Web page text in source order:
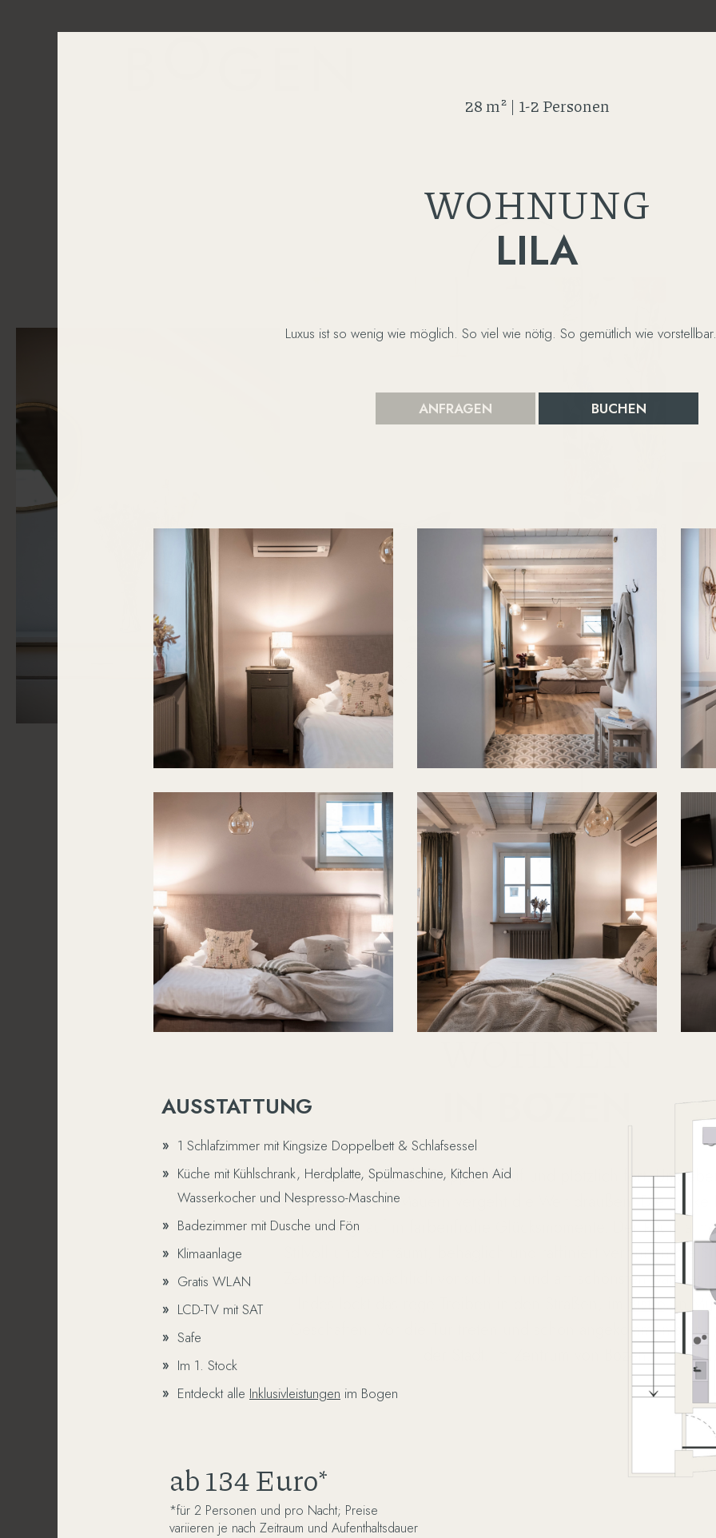
28 m² | 1-2 Personen
WOHNUNG
LILA
Luxus ist so wenig wie möglich. So viel wie nötig. So gemütlich wie
ANFRAGEN BUCHEN
AUSSTATTUNG
1 Schlafzimmer mit Kingsize Doppelbett & Schlafsessel
Küche mit Kühlschrank, Herdplatte, Spülmaschine, Kitchen Aid
Wasserkocher und Nespresso-Maschine
Badezimmer mit Dusche und Fön
Klimaanlage
Gratis WLAN
LCD-TV mit SAT
Safe
Im 1. Stock
Entdeckt alle Inklusivleistungen im Bogen
ab 134 Euro*
*für 2 Personen und pro Nacht; Preise
variieren je nach Zeitraum und Aufenthaltsdauer
WOHNEN
Die knarzende Treppe hinauf und plötzlich fort.
historischen Mauern vergeht die Welt draußen. Die antike
schwingt auf in farbenfrohe Glücksmomente. Der Raum
Stilvoll und verträumt, behaglich und raffiniert verrinnen die
Zeit tropft gemächlich vor sich hin und am schönsten wäre
Bistro, in
Geschäften. Vor die Tür treten und schon angekommen sein.
der Stadt. Im Zentrum von Bozen.